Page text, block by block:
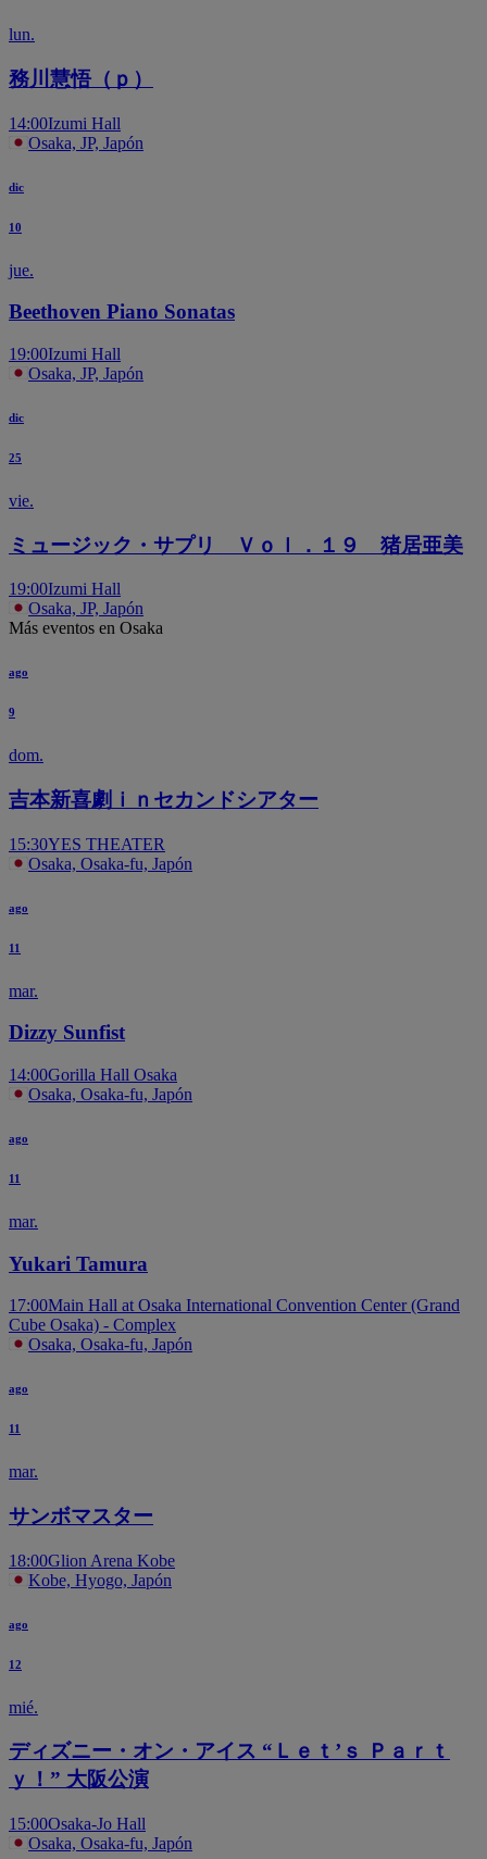
lun.
務川慧悟（ｐ）
14:00Izumi Hall
Osaka, JP, Japón
dic
10
jue.
Beethoven Piano Sonatas
19:00Izumi Hall
Osaka, JP, Japón
dic
25
vie.
ミュージック・サプリ Ｖｏｌ．１９ 猪居亜美
19:00Izumi Hall
Osaka, JP, Japón
Más eventos en Osaka
ago
9
dom.
吉本新喜劇ｉｎセカンドシアター
15:30YES THEATER
Osaka, Osaka-fu, Japón
ago
11
mar.
Dizzy Sunfist
14:00Gorilla Hall Osaka
Osaka, Osaka-fu, Japón
ago
11
mar.
Yukari Tamura
17:00Main Hall at Osaka International Convention Center (Grand
Cube Osaka) - Complex
Osaka, Osaka-fu, Japón
ago
11
mar.
サンボマスター
18:00Glion Arena Kobe
Kobe, Hyogo, Japón
ago
12
mié.
ディズニー・オン・アイス “Ｌｅｔ’ｓ Ｐａｒｔ
ｙ！” 大阪公演
15:00Osaka-Jo Hall
Osaka, Osaka-fu, Japón